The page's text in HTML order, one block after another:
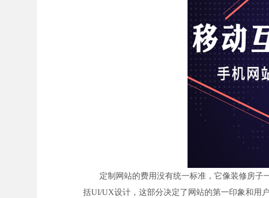
定制网站的费用没有统一标准，它像装修房子
括UI/UX设计，这部分决定了网站的第一印象和用